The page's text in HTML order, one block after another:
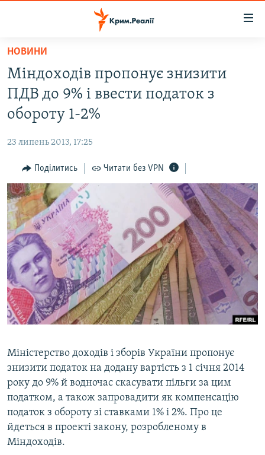
Перейти
основного
матеріалу
Перейти
до
основної
Перейти
до
пошуку
ВОДА.КРИМ
ВІДЕО ТА ФОТО
БЛОГИ
ПОГЛЯД
ІНТЕРВ'Ю
ВСЕ ЗА ДЕНЬ
СПЕЦПРОЕКТИ
ДЕПОРТАЦІЯ
ВІДЕОУРОКИ «ELIFBE»
СВІДЧЕННЯ ОКУПАЦІЇ
УКРАЇНСЬКА ПРОБЛЕМА КРИМУ
ЯК ОБІЙТИ БЛОКУВАННЯ
Русский
Qırımtatar
Усі сайти RFE/RL
НОВИНИ
Міндоходів пропонує знизити
ПДВ до 9% і ввести податок з
обороту 1-2%
23 липень 2013, 17:25
Поділитись Читати без VPN
Міністерство доходів і зборів України пропонує
знизити податок на додану вартість з 1 січня 2014
року до 9% й водночас скасувати пільги за цим
податком, а також запровадити як компенсацію
податок з обороту зі ставками 1% і 2%. Про це
йдеться в проекті закону, розробленому в
Міндоходів.